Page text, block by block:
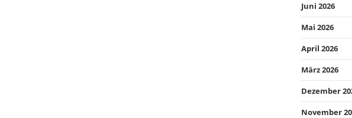
Juni 2026
Mai 2026
April 2026
März 2026
Dezember
November